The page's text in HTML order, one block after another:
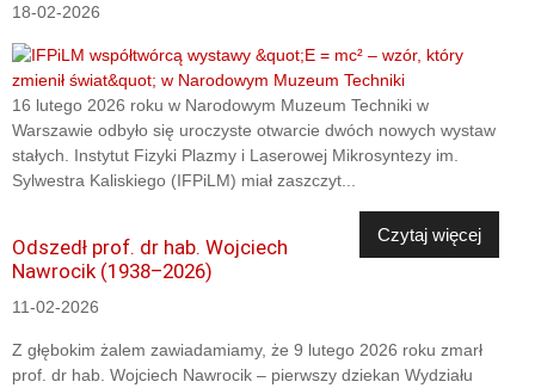
18-02-2026
16 lutego 2026 roku w Narodowym Muzeum Techniki w
Warszawie odbyło się uroczyste otwarcie dwóch nowych wystaw
stałych. Instytut Fizyki Plazmy i Laserowej Mikrosyntezy im.
Sylwestra Kaliskiego (IFPiLM) miał zaszczyt...
Czytaj więcej
Odszedł prof. dr hab. Wojciech
Nawrocik (1938–2026)
11-02-2026
Z głębokim żalem zawiadamiamy, że 9 lutego 2026 roku zmarł
prof. dr hab. Wojciech Nawrocik – pierwszy dziekan Wydziału